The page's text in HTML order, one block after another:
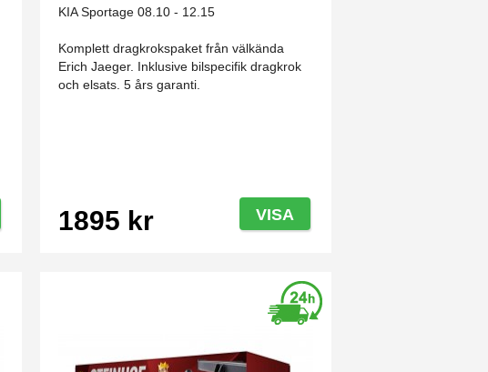
KIA Sportage 08.10 - 12.15
Komplett dragkrokspaket från välkända
Erich Jaeger. Inklusive bilspecifik dragkrok
och elsats. 5 års garanti.
1895 kr VISA